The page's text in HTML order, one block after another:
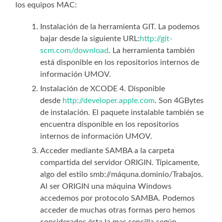
los equipos MAC:
Instalación de la herramienta GIT. La podemos
bajar desde la siguiente URL:http://git-
scm.com/download. La herramienta también
está disponible en los repositorios internos de
información UMOV.
Instalación de XCODE 4. Disponible
desde http://developer.apple.com. Son 4GBytes
de instalación. El paquete instalable también se
encuentra disponible en los repositorios
internos de información UMOV.
Acceder mediante SAMBA a la carpeta
compartida del servidor ORIGIN. Típicamente,
algo del estilo smb://máquna.dominio/Trabajos.
Al ser ORIGIN una máquina Windows
accedemos por protocolo SAMBA. Podemos
acceder de muchas otras formas pero hemos